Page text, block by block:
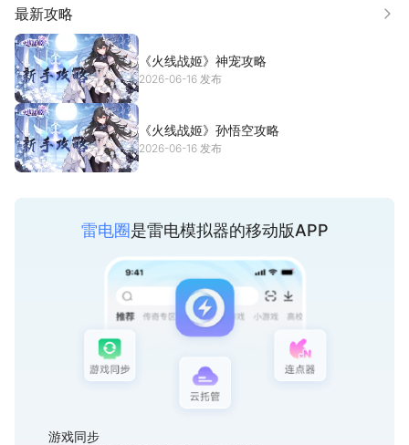
以上的打磨，搭配日本知名CV全程配音，足够完美的情况下才会推
进技能设计。当然如果您愿意为游戏的持续运营提供一点支持，氪
点小钱就可以加速战姬养成速度，玩的更爽。
如果你喜欢肝资源，换阵容，体验更丰富多样的策略搭配，那在游
戏中也能收获不错的体验：
多系战姬随心搭配，炫酷合击爆屏满帧
六大关卡层层攻坚，首通BOSS福利拉满
家族副本并肩作战，召集伙伴一起冲
最新攻略 更多
《火线战姬》神宠攻略
2026-06-16 发布
《火线战姬》孙悟空攻略
2026-06-16 发布
雷电圈是雷电模拟器的移动版APP
游戏同步